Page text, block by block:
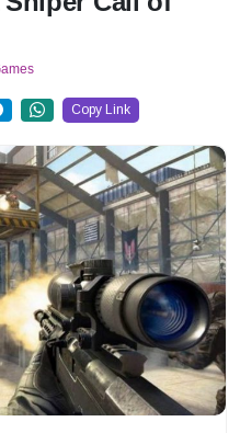
Copy Link